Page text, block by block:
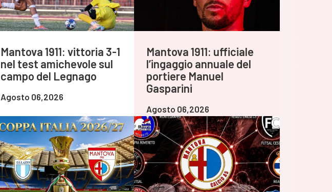
Mantova 1911: vittoria 3-1
nel test amichevole sul
campo del Legnago
Agosto 06,2026
Mantova 1911: ufficiale
l’ingaggio annuale del
portiere Manuel
Gasparini
Agosto 06,2026